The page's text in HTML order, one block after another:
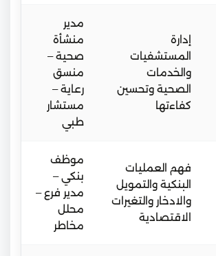
إدارة
المستشفيات
والخدمات
الصحية وتحسين
كفاءتها
مدير
منشأة
صحية –
منسق
رعاية –
مستشار
طبي
فهم العمليات
البنكية والتمويل
والادخار والتغيرات
الاقتصادية
موظف
بنكي –
مدير فرع –
محلل
مخاطر